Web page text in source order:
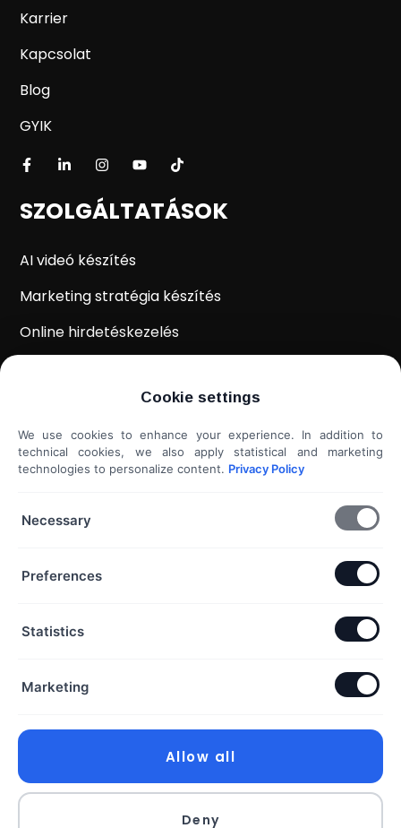
Karrier
Kapcsolat
Blog
GYIK
SZOLGÁLTATÁSOK
AI videó készítés
Marketing stratégia készítés
Online hirdetéskezelés
Weboldal kiértékelés
Shoprenter / Unas webshop készítés
Hideg e-mail megkeresés
További szolgáltatások...
+36 20 453 3533
Iroda:
Exaline Kft.
Cookie settings
We use cookies to enhance your experience. In addition to
technical cookies, we also apply statistical and marketing
technologies to personalize content. Privacy Policy
Necessary
Preferences
Statistics
Marketing
Deny
Allow all